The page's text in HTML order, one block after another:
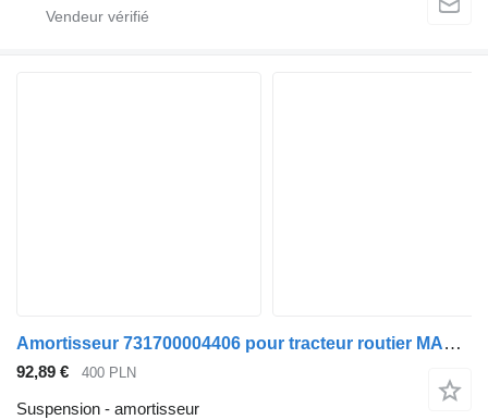
Amortisseur 731700004406 pour tracteur routier MAN TGA TGX TGS EURO 3 4 5 6
92,89 € 400 PLN
Suspension - amortisseur